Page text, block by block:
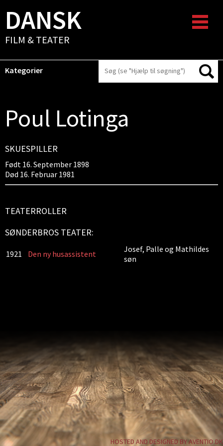
DANSK
FILM & TEATER
Kategorier
Poul Lotinga
SKUESPILLER
Født 16. September 1898
Død 16. Februar 1981
TEATERROLLER
SØNDERBROS TEATER:
1921 Den ny husassistent
Josef, Palle og Mathildes
søn
HOSTED AND DESIGNED BY AVENTIO.DK